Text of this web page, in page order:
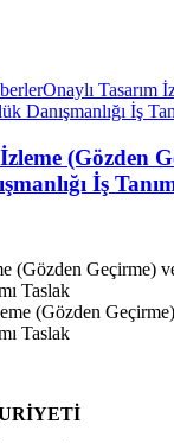
Onaylı Tasarım
Danışmanlığı İş
(Gözden
İş
(Gözden Geçirme)
Taslak